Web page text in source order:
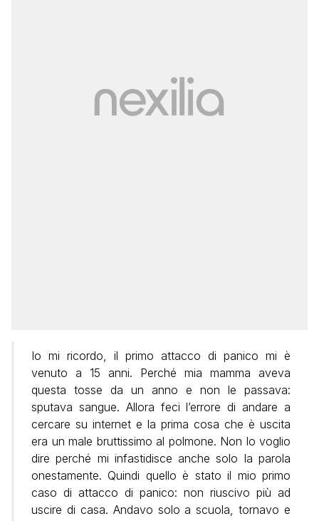
Io mi ricordo, il primo attacco di panico mi è
venuto a 15 anni. Perché mia mamma aveva
questa tosse da un anno e non le passava:
sputava sangue. Allora feci l’errore di andare a
cercare su internet e la prima cosa che è uscita
era un male bruttissimo al polmone. Non lo voglio
dire perché mi infastidisce anche solo la parola
onestamente. Quindi quello è stato il mio primo
caso di attacco di panico: non riuscivo più ad
uscire di casa. Andavo solo a scuola, tornavo e